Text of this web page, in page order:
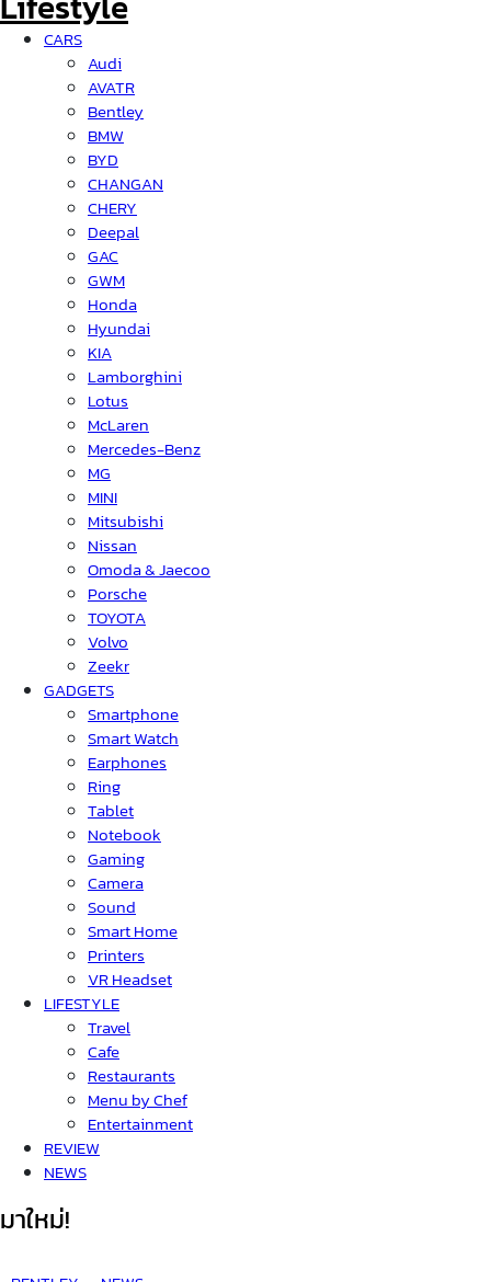
CARS
Audi
AVATR
Bentley
BMW
BYD
CHANGAN
CHERY
Deepal
GAC
GWM
Honda
Hyundai
KIA
Lamborghini
Lotus
McLaren
Mercedes-Benz
MG
MINI
Mitsubishi
Nissan
Omoda & Jaecoo
Porsche
TOYOTA
Volvo
Zeekr
GADGETS
Smartphone
Smart Watch
Earphones
Ring
Tablet
Notebook
Gaming
Camera
Sound
Smart Home
Printers
VR Headset
LIFESTYLE
Travel
Cafe
Restaurants
Menu by Chef
Entertainment
REVIEW
NEWS
มาใหม่!